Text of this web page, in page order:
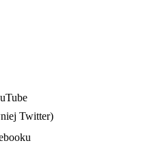
Twitter)